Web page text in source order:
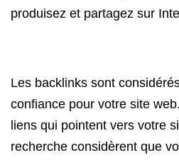
produisez et partagez sur
Les backlinks sont
confiance pour votre site
liens qui pointent vers votre
recherche considèrent que